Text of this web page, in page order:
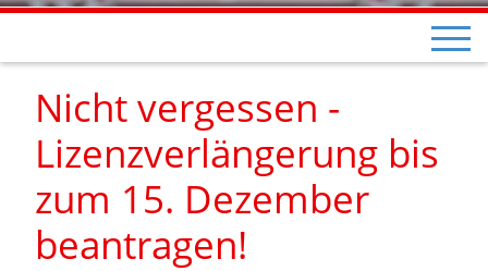
Nicht vergessen -
Lizenzverlängerung bis
zum 15. Dezember
beantragen!